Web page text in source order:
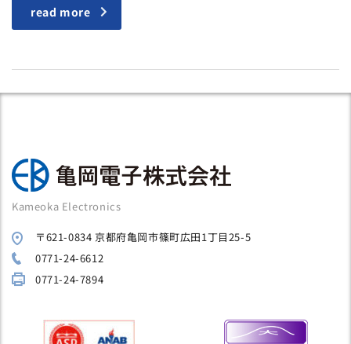
read more
Kameoka Electronics
〒621-0834 京都府亀岡市篠町広田1丁目25-5
0771-24-6612
0771-24-7894